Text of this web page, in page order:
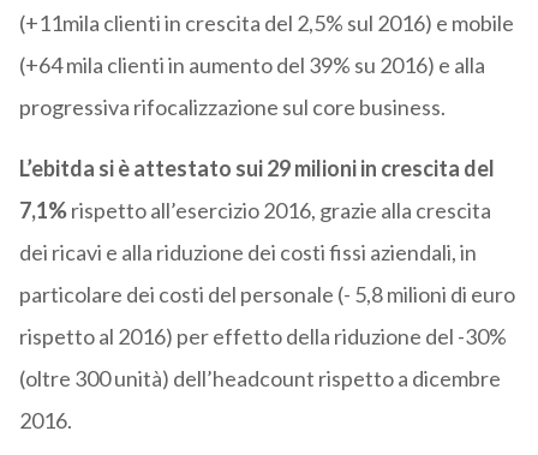
(+11mila clienti in crescita del 2,5% sul 2016) e mobile
(+64 mila clienti in aumento del 39% su 2016) e alla
progressiva rifocalizzazione sul core business.
L’ebitda si è attestato sui 29 milioni in crescita del
7,1%rispetto all’esercizio 2016, grazie alla crescita
dei ricavi e alla riduzione dei costi fissi aziendali, in
particolare dei costi del personale (- 5,8 milioni di euro
rispetto al 2016) per effetto della riduzione del -30%
(oltre 300 unità) dell’headcount rispetto a dicembre
2016.